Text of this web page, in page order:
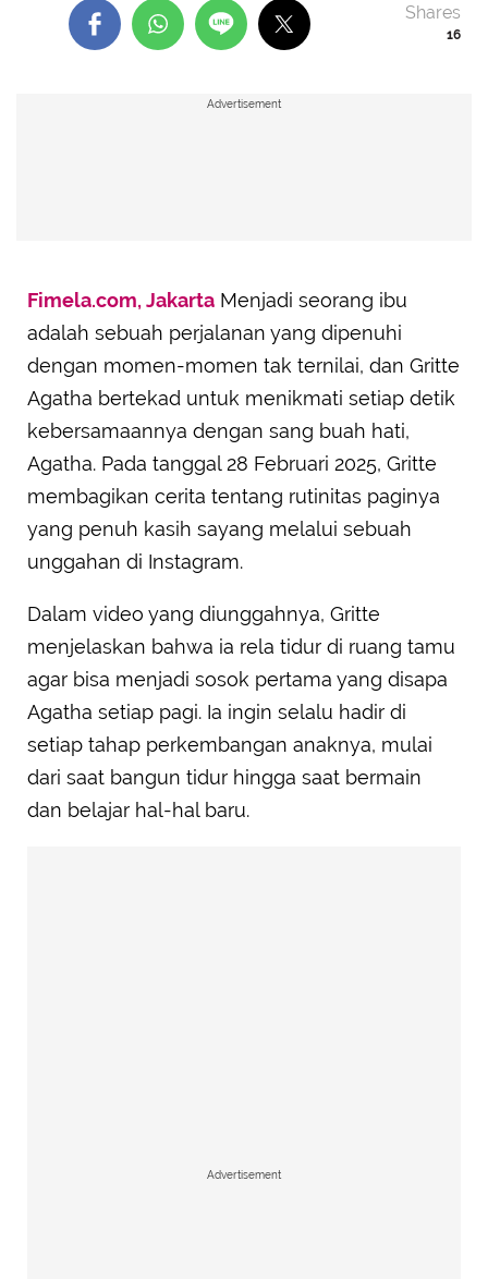
16
Shares
Advertisement
Fimela.com, Jakarta Menjadi seorang ibu
adalah sebuah perjalanan yang dipenuhi
dengan momen-momen tak ternilai, dan Gritte
Agatha bertekad untuk menikmati setiap detik
kebersamaannya dengan sang buah hati,
Agatha. Pada tanggal 28 Februari 2025, Gritte
membagikan cerita tentang rutinitas paginya
yang penuh kasih sayang melalui sebuah
unggahan di Instagram.
Dalam video yang diunggahnya, Gritte
menjelaskan bahwa ia rela tidur di ruang tamu
agar bisa menjadi sosok pertama yang disapa
Agatha setiap pagi. Ia ingin selalu hadir di
setiap tahap perkembangan anaknya, mulai
dari saat bangun tidur hingga saat bermain
dan belajar hal-hal baru.
Advertisement